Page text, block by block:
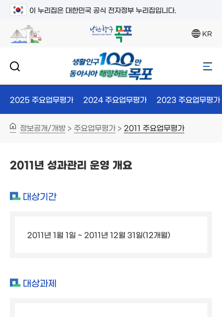
이 누리집은 대한민국 공식 전자정부 누리집입니다.
KR
2025 주요업무평가 2024 주요업무평가 2023 주요업무평가
정보공개/개방 > 주요업무평가 > 2011 주요업무평가
2011년 성과관리 운영 개요
대상기간
2011년 1월 1일 ~ 2011년 12월 31일(12개월)
대상과제